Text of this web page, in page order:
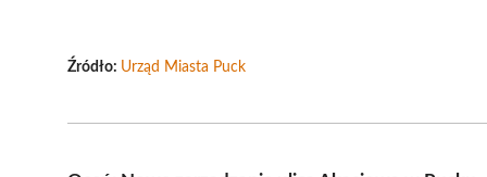
Źródło: Urząd Miasta Puck